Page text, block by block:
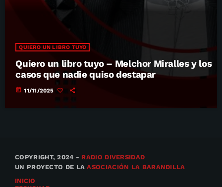
QUIERO UN LIBRO TUYO
Quiero un libro tuyo – Melchor Miralles y los
casos que nadie quiso destapar
today 11/11/2025
COPYRIGHT, 2024 - RADIO DIVERSIDAD
UN PROYECTO DE LAASOCIACIÓN LA BARANDILLA
INICIO